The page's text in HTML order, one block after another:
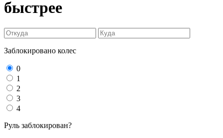
быстрее
Заблокировано колес
0
1
2
3
4
Руль заблокирован?